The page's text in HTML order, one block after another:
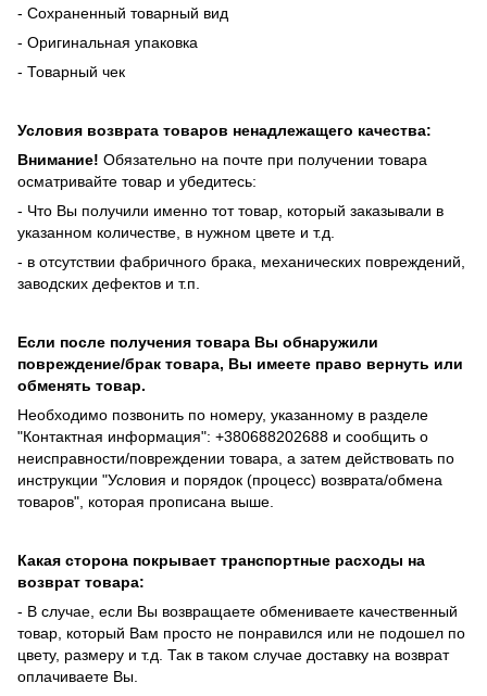
- Сохраненный товарный вид
- Оригинальная упаковка
- Товарный чек
Условия возврата товаров ненадлежащего качества:
Внимание! Обязательно на почте при получении товара
осматривайте товар и убедитесь:
- Что Вы получили именно тот товар, который заказывали в
указанном количестве, в нужном цвете и т.д.
- в отсутствии фабричного брака, механических повреждений,
заводских дефектов и т.п.
Если после получения товара Вы обнаружили
повреждение/брак товара, Вы имеете право вернуть или
обменять товар.
Необходимо позвонить по номеру, указанному в разделе
"Контактная информация": +380688202688 и сообщить о
неисправности/повреждении товара, а затем действовать по
инструкции "Условия и порядок (процесс) возврата/обмена
товаров", которая прописана выше.
Какая сторона покрывает транспортные расходы на
возврат товара:
- В случае, если Вы возвращаете обмениваете качественный
товар, который Вам просто не понравился или не подошел по
цвету, размеру и т.д. Так в таком случае доставку на возврат
оплачиваете Вы.